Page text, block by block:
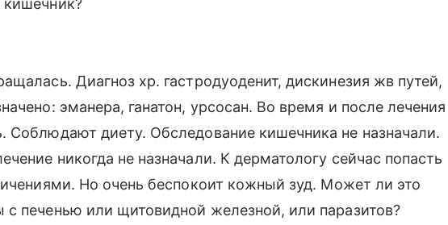
кишечник?
Диагноз хр. гастродуоденит, дискинезия жв путей,
эманера, ганатон, урсосан. Во время и после лечения
Соблюдают диету. Обследование кишечника не назначали.
никогда не назначали. К дерматологу сейчас попасть
Но очень беспокоит кожный зуд. Может ли это
с печенью или щитовидной железной, или паразитов?